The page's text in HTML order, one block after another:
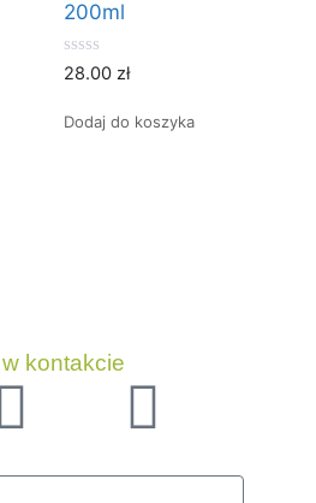
200ml
0
t
28.00 zł
Dodaj do koszyka
kontakcie